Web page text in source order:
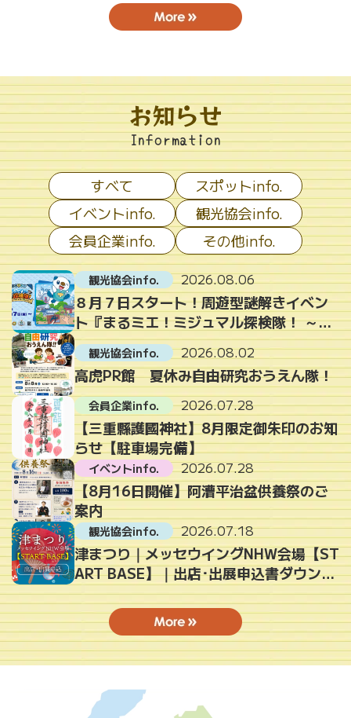
お知らせ
Information
すべて
スポットinfo.
イベントinfo.
観光協会info.
会員企業info.
その他info.
観光協会info. 2026.08.06
８月７日スタート！周遊型謎解きイベン
ト『まるミエ！ミジュマル探検隊！ ～ミ
ジュマルとめぐる三重のナゾ～』
観光協会info. 2026.08.02
高虎PR館 夏休み自由研究おうえん隊！
会員企業info. 2026.07.28
【三重縣護國神社】8月限定御朱印のお知
らせ【駐車場完備】
イベントinfo. 2026.07.28
【8月16日開催】阿漕平治盆供養祭のご
案内
観光協会info. 2026.07.18
津まつり｜メッセウイングNHW会場【ST
ART BASE】｜出店･出展申込書ダウンロ
ードページ